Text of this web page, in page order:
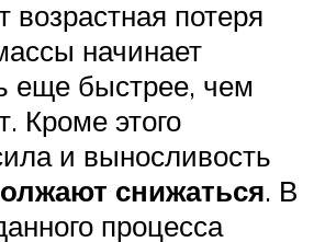
возрастная потеря
начинает
еще быстрее, чем
Кроме этого
и выносливость
снижаться. В
процесса